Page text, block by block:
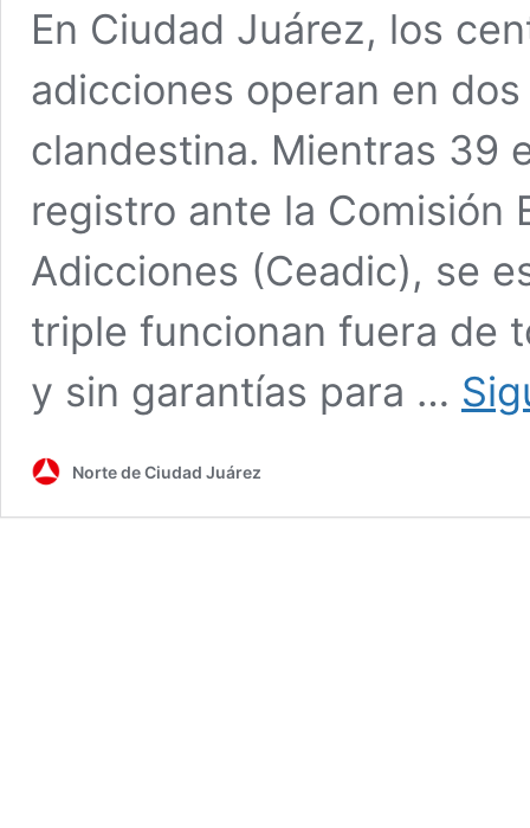
En Ciudad Juárez, los
adicciones operan en
clandestina. Mientras 39
registro ante la Comisión
Adicciones (Ceadic), se
triple funcionan fuera de
y sin garantías para …
Norte de Ciudad Juárez